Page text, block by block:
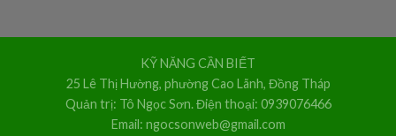
KỸ NĂNG CẦN BIẾT
25 Lê Thị Hường, phường Cao Lãnh, Đồng Tháp
Quản trị: Tô Ngọc Sơn. Điện thoại: 0939076466
Email: ngocsonweb@gmail.com